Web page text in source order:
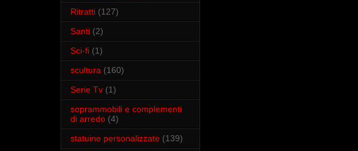
Ritratti (127)
Santi (2)
Sci-fi (1)
scultura (160)
Serie Tv (1)
soprammobili e complementi
di arredo (4)
statuine personalizzate (139)